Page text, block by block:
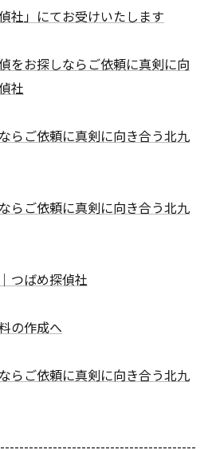
社」にてお受けいたします
をお探しならご依頼に真剣に向
社
らご依頼に真剣に向き合う北九
らご依頼に真剣に向き合う北九
つばめ探偵社
の作成へ
らご依頼に真剣に向き合う北九